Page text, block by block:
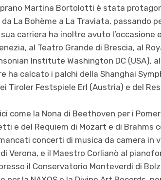
Martina Bortolotti è stata
La Bohème a La Traviata, passando
carriera ha inoltre avuto l’occasione
al Teatro Grande di Brescia, al
Institute Washington DC (USA),
ha calcato i palchi della Shanghai
Tiroler Festspiele Erl (Austria) e del
come la Nona di Beethoven per i
e del Requiem di Mozart e di Brahms
concerti di musica da camera in
Verona, e il Maestro Corlianò al
il Conservatorio Monteverdi di